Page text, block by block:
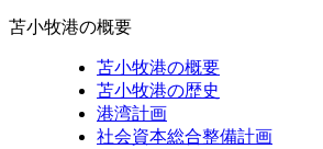
苫小牧港の概要
苫小牧港の概要
苫小牧港の歴史
港湾計画
社会資本総合整備計画